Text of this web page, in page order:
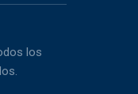
los